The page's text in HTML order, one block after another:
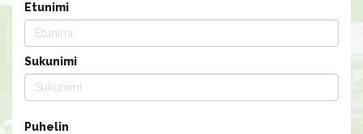
Etunimi
Sukunimi
Puhelin